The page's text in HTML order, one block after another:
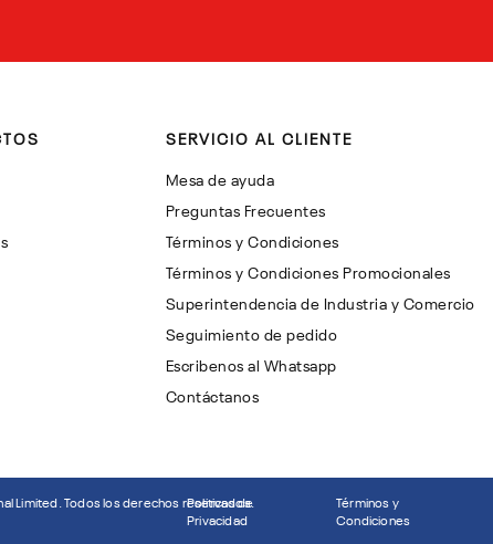
SERVICIO AL CLIENTE
Mesa de ayuda
Preguntas Frecuentes
Términos y Condiciones
Términos y Condiciones Promocionales
Superintendencia de Industria y Comercio
Seguimiento de pedido
Contáctanos
Escribenos al Whatsapp
Limited. Todos los derechos reservados.
Politicas de
Privacidad
Términos y
Condiciones